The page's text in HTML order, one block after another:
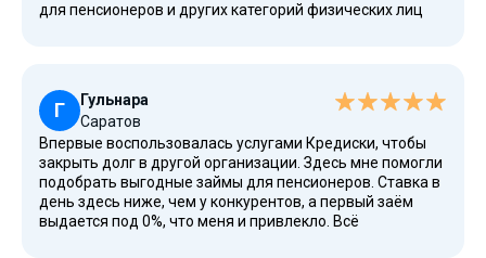
для пенсионеров и других категорий физических лиц
Г
Гульнара
Саратов
Впервые воспользовалась услугами Кредиски, чтобы
закрыть долг в другой организации. Здесь мне помогли
подобрать выгодные займы для пенсионеров. Ставка в
день здесь ниже, чем у конкурентов, а первый заём
выдается под 0%, что меня и привлекло. Всё